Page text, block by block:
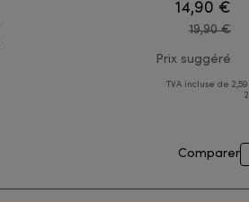
14,90 €
19,90 €
Prix suggéré
TVA incluse de
Comparer